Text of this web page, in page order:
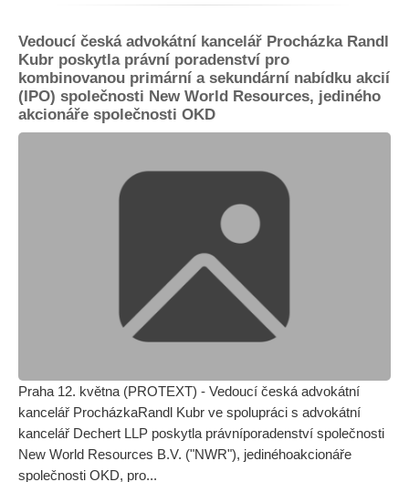
Vedoucí česká advokátní kancelář Procházka Randl
Kubr poskytla právní poradenství pro
kombinovanou primární a sekundární nabídku akcií
(IPO) společnosti New World Resources, jediného
akcionáře společnosti OKD
Praha 12. května (PROTEXT) - Vedoucí česká advokátní
kancelář ProcházkaRandl Kubr ve spolupráci s advokátní
kancelář Dechert LLP poskytla právníporadenství společnosti
New World Resources B.V. ("NWR"), jedinéhoakcionáře
společnosti OKD, pro...